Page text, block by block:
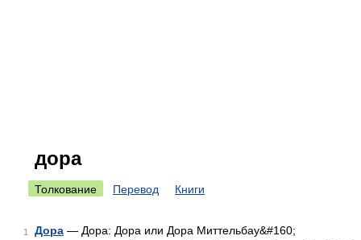
дора
Толкование Перевод Книги
1 Дора — Дора: Дора или Дора Миттельбау&#160;